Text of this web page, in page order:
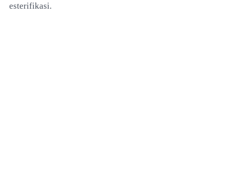
esterifikasi.